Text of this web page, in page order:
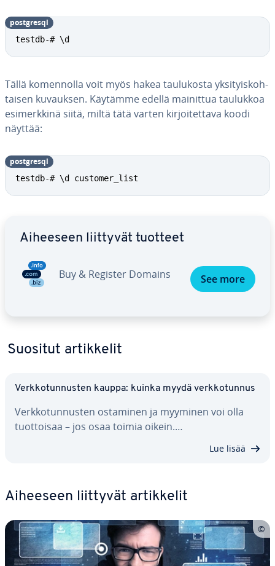
testdb-# \d
postgresql
Tällä ko­men­nol­la voit myös hakea tau­lu­kos­ta yk­si­tyis­koh­
tai­sen kuvauksen. Käytämme edellä mainittua taulukkoa
esi­merk­ki­nä siitä, miltä tätä varten kir­joi­tet­ta­va koodi
näyttää:
testdb-# \d customer_list
postgresql
Aiheeseen liittyvät tuotteet
Buy & Register Domains See more
Suositut ar­tik­ke­lit
Verk­ko­tun­nus­ten kauppa: kuinka myydä verk­ko­tun­nus
Verk­ko­tun­nus­ten ostaminen ja myyminen voi olla
tuot­toi­saa – jos osaa toimia oikein.…
Lue lisää
Aiheeseen liittyvät ar­tik­ke­lit